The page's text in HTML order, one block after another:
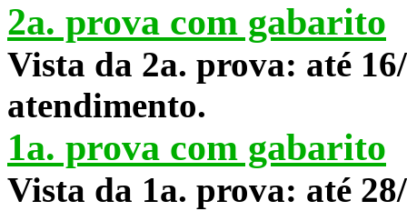
2a. prova com gabarito
Vista da 2a. prova: até
atendimento.
1a. prova com gabarito
Vista da 1a. prova: até